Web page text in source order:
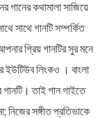
গানের কথামালা সাজিয়ে
সাথে গানটি সম্পর্কিত
প্রিয় গানটির সুর মনে
ইউটিউব লিংকও । বাংলা
তাই গান গাইতে
নিজের সঙ্গীত প্রতিভাকে